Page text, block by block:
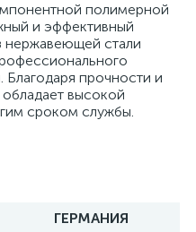
полимерной
и эффективный
нержавеющей стали
Благодаря прочности и
высокой
сроком службы.
ГЕРМАНИЯ